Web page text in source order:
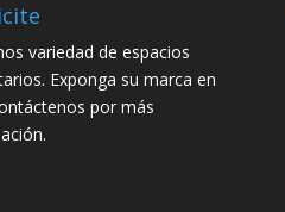
variedad de espacios
Exponga su marca en
por más